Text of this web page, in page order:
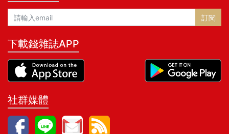
訂閱
下載錢雜誌APP
社群媒體